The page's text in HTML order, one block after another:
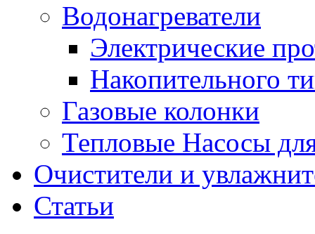
Водонагреватели
Электрические
Накопительного
Газовые колонки
Тепловые Насосы
Очистители и
Статьи